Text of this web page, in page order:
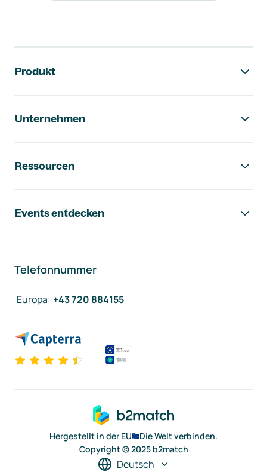
Produkt
Unternehmen
Ressourcen
Events entdecken
Telefonnummer
Europa: +43 720 884155
Hergestellt in der EU
Die Welt verbinden.
Copyright © 2025 b2match
Deutsch